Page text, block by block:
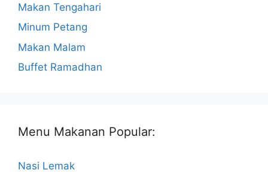
Makan Tengahari
Minum Petang
Makan Malam
Buffet Ramadhan
Menu Makanan Popular:
Nasi Lemak